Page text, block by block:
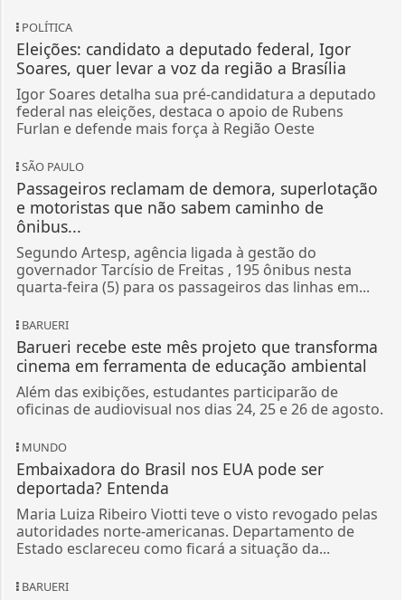
POLÍTICA
Eleições: candidato a deputado federal, Igor
Soares, quer levar a voz da região a Brasília
Igor Soares detalha sua pré-candidatura a deputado
federal nas eleições, destaca o apoio de Rubens
Furlan e defende mais força à Região Oeste
SÃO PAULO
Passageiros reclamam de demora, superlotação
e motoristas que não sabem caminho de
ônibus...
Segundo Artesp, agência ligada à gestão do
governador Tarcísio de Freitas , 195 ônibus nesta
quarta-feira (5) para os passageiros das linhas em...
BARUERI
Barueri recebe este mês projeto que transforma
cinema em ferramenta de educação ambiental
Além das exibições, estudantes participarão de
oficinas de audiovisual nos dias 24, 25 e 26 de agosto.
MUNDO
Embaixadora do Brasil nos EUA pode ser
deportada? Entenda
Maria Luiza Ribeiro Viotti teve o visto revogado pelas
autoridades norte-americanas. Departamento de
Estado esclareceu como ficará a situação da...
BARUERI